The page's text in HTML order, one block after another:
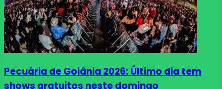
Pecuária de Goiânia 2026: Último dia tem
shows gratuitos neste domingo